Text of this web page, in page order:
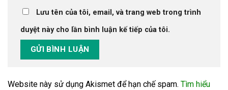
Lưu tên của tôi, email, và trang web trong trình
duyệt này cho lần bình luận kế tiếp của tôi.
Website này sử dụng Akismet để hạn chế spam. Tìm hiểu